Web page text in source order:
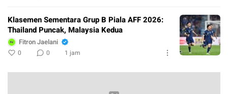
Klasemen Sementara Grup B Piala AFF 2026:
Thailand Puncak, Malaysia Kedua
Fitron Jaelani
0 0 1 jam